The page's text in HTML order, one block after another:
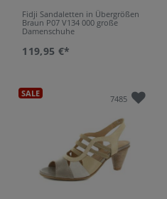
Fidji Sandaletten in Übergrößen
Braun P07 V134 000 große
Damenschuhe
119,95 €*
SALE 7485